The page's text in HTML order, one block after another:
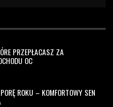
PRZEPŁACASZ ZA
OC
ROKU – KOMFORTOWY SEN